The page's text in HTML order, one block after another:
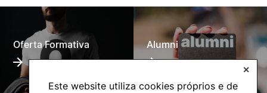
Este website utiliza cookies próprios e de
✕
Oferta Formativa Alumni